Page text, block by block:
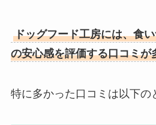
ドッグフード工房には、食
の安心感を評価する口コミが
特に多かった口コミは以下の